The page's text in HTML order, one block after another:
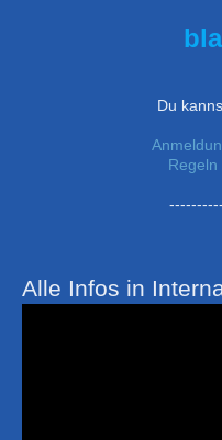
Du
Regeln
Alle Infos in